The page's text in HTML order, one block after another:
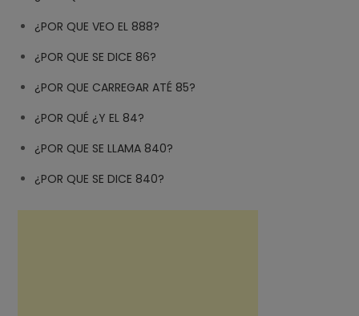
¿POR QUE VEO EL 888?
¿POR QUE SE DICE 86?
¿POR QUE CARREGAR ATÉ 85?
¿POR QUÉ ¿Y EL 84?
¿POR QUE SE LLAMA 840?
¿POR QUE SE DICE 840?